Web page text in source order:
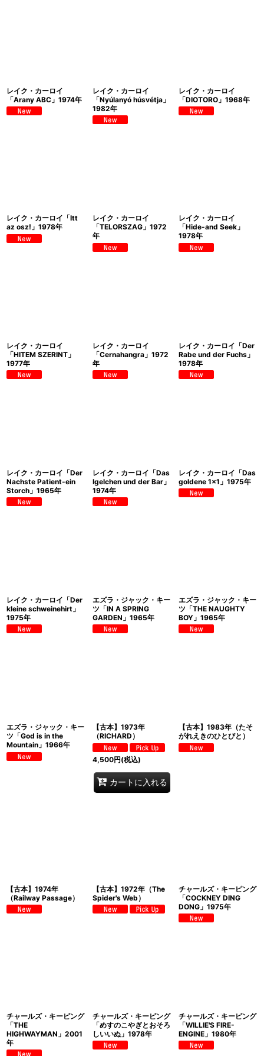
レイク・カーロイ
「Arany ABC」1974年
レイク・カーロイ
「Nyúlanyó húsvétja」
1982年
レイク・カーロイ
「DIOTORO」1968年
レイク・カーロイ「Itt
az osz!」1978年
レイク・カーロイ
「TELORSZAG」1972
年
レイク・カーロイ
「Hide-and Seek」
1978年
レイク・カーロイ
「HITEM SZERINT」
1977年
レイク・カーロイ
「Cernahangra」1972
年
レイク・カーロイ「Der
Rabe und der Fuchs」
1978年
レイク・カーロイ「Der
Nachste Patient-ein
Storch」1965年
レイク・カーロイ「Das
Igelchen und der Bar」
1974年
レイク・カーロイ「Das
goldene 1x1」1975年
レイク・カーロイ「Der
kleine schweinehirt」
1975年
エズラ・ジャック・キー
ツ「IN A SPRING
GARDEN」1965年
エズラ・ジャック・キー
ツ「THE NAUGHTY
BOY」1965年
エズラ・ジャック・キー
ツ「God is in the
Mountain」1966年
【古本】1973年
（RICHARD）
4,500円(税込)
カートに入れる
【古本】1983年（たそ
がれえきのひとびと）
【古本】1974年
（Railway Passage）
【古本】1972年（The
Spider's Web）
チャールズ・キーピング
「COCKNEY DING
DONG」1975年
チャールズ・キーピング
「THE
HIGHWAYMAN」2001
年
チャールズ・キーピング
「めすのこやぎとおそろ
しいいぬ」1978年
チャールズ・キーピング
「WILLIE'S FIRE-
ENGINE」1980年